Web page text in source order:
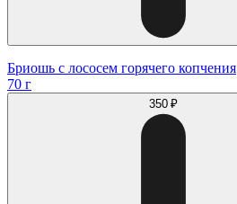
Бриошь с лососем горячего копчения
70 г
350 ₽